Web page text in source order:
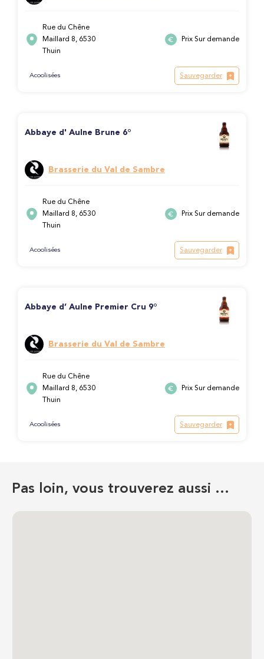
Rue du Chêne
Maillard 8, 6530
Thuin
Prix Sur demande
Acoolisées Sauvegarder
Abbaye d' Aulne Brune 6°
Brasserie du Val de Sambre
Rue du Chêne
Maillard 8, 6530
Thuin
Prix Sur demande
Acoolisées Sauvegarder
Abbaye d’ Aulne Premier Cru 9°
Brasserie du Val de Sambre
Rue du Chêne
Maillard 8, 6530
Thuin
Prix Sur demande
Acoolisées Sauvegarder
Pas loin, vous trouverez aussi …